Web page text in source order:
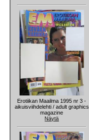
Erotiikan Maailma 1995 nr 3 -
aikuisviihdelehti / adult graphics
magazine
Näytä